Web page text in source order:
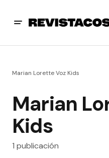
Marian Lorette Voz Kids
Marian
Kids
1 publicación